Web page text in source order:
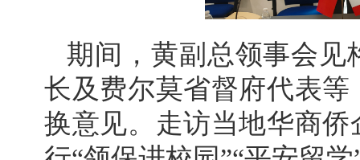
期间，黄副总领事会见
长及费尔莫省督府代表
换意见。走访当地华商